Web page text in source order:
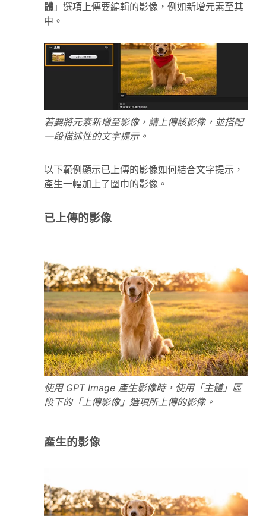
體 」選項上傳要編輯的影像，例如新增元素至其
中。
若要將元素新增至影像，請上傳該影像，並搭配
一段描述性的文字提示。
以下範例顯示已上傳的影像如何結合文字提示，
產生一幅加上了圍巾的影像。
已上傳的影像
使用 GPT Image 產生影像時，使用「主體」區
段下的「上傳影像」選項所上傳的影像。
產生的影像